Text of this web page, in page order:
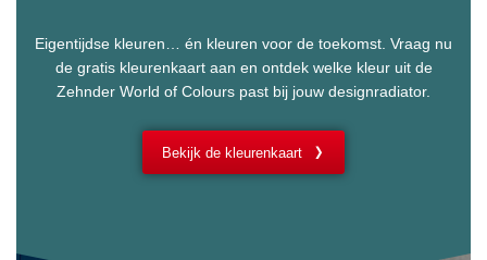
Eigentijdse kleuren… én kleuren voor de toekomst. Vraag nu
de gratis kleurenkaart aan en ontdek welke kleur uit de
Zehnder World of Colours past bij jouw designradiator.
Bekijk de kleurenkaart